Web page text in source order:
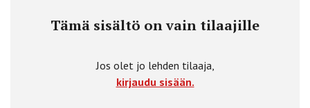
Tämä sisältö on vain tilaajille
Jos olet jo lehden tilaaja,
kirjaudu sisään.